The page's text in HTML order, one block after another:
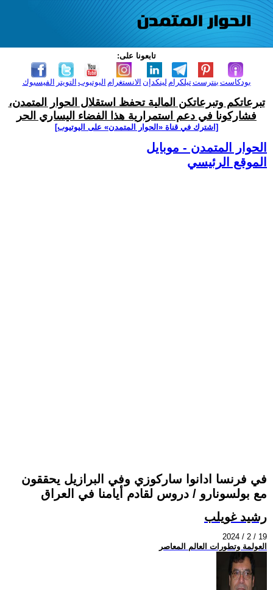
تابعونا على:
الفيسبوك التويتر اليوتيوب الانستغرام لينكدإن تيلكرامبنترست بودكاست
تبرعاتكم وتبرعاتكن المالية تحفظ استقلال الحوار المتمدن،
فشاركونا في دعم استمرارية هذا الفضاء اليساري الحر
[اشترك في قناة ‫«الحوار المتمدن» على اليوتيوب]
الحوار المتمدن - موبايل
الموقع الرئيسي
في فرنسا ادانوا ساركوزي وفي البرازيل يحققون
مع بولسونارو / دروس لقادم أيامنا في العراق
رشيد غويلب
2024 / 2 / 19
العولمة وتطورات العالم المعاصر